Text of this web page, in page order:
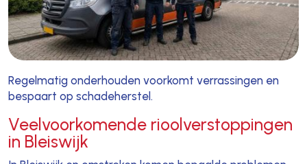
Regelmatig onderhouden voorkomt verrassingen en
bespaart op schadeherstel.
Veelvoorkomende rioolverstoppingen
in Bleiswijk